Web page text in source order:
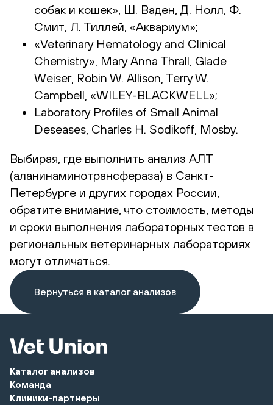
собак и кошек», Ш. Ваден, Д. Нолл, Ф.
Смит, Л. Тиллей, «Аквариум»;
«Veterinary Hematology and Clinical
Chemistry», Mary Anna Thrall, Glade
Weiser, Robin W. Allison, Terry W.
Campbell, «WILEY-BLACKWELL»;
Laboratory Profiles of Small Animal
Deseases, Charles H. Sodikoff, Mosby.
Выбирая, где выполнить анализ АЛТ
(аланинаминотрансфераза) в Санкт-
Петербурге и других городах России,
обратите внимание, что стоимость, методы
и сроки выполнения лабораторных тестов в
региональных ветеринарных лабораториях
могут отличаться.
Вернуться в каталог анализов
Каталог анализов
Команда
Клиники-партнеры